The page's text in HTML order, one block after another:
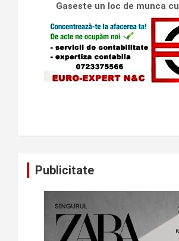
Gaseste un loc de munca cu
Publicitate